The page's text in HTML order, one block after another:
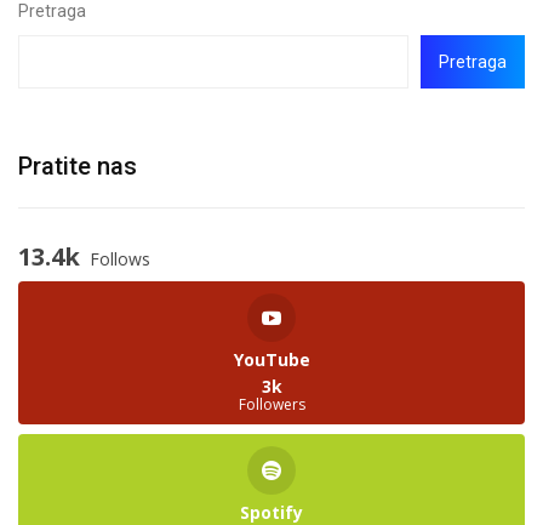
Pretraga
Pretraga
Pratite nas
13.4k Follows
YouTube
3k
Followers
Spotify